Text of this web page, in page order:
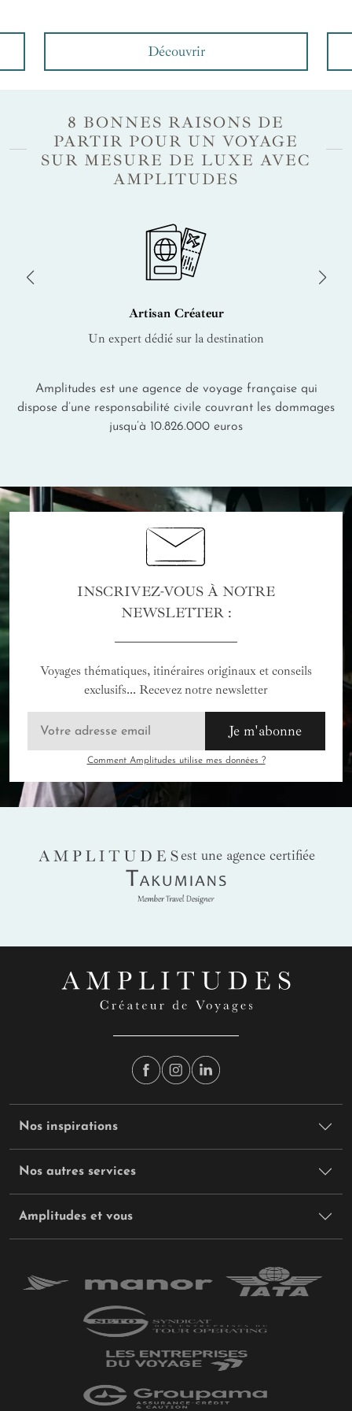
Découvrir
8 BONNES RAISONS DE
PARTIR POUR UN VOYAGE
SUR MESURE DE LUXE AVEC
AMPLITUDES
Artisan Créateur
Un expert dédié sur la destination
Amplitudes est une agence de voyage française qui
dispose d’une responsabilité civile couvrant les dommages
jusqu’à 10.826.000 euros
INSCRIVEZ-VOUS À NOTRE
NEWSLETTER :
Voyages thématiques, itinéraires originaux et conseils
exclusifs... Recevez notre newsletter
Je m'abonne
Comment Amplitudes utilise mes données ?
AMPLITUDES
est une agence certifiée
Takumians
Nos inspirations
Nos autres services
Amplitudes et vous